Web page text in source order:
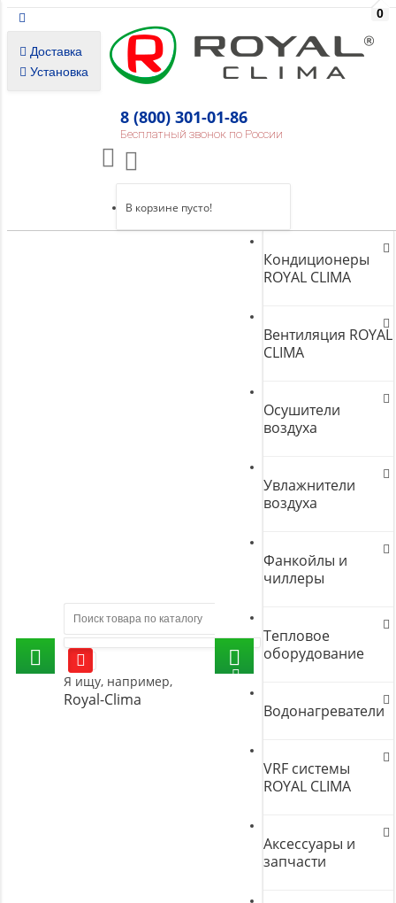
Доставка
Установка
8 (800) 301-01-86
Бесплатный звонок по России
0
В корзине пусто!
Я ищу, например,
Royal-Clima
Кондиционеры
ROYAL CLIMA
Вентиляция ROYAL
CLIMA
Осушители
воздуха
Увлажнители
воздуха
Фанкойлы и
чиллеры
Тепловое
оборудование
Водонагреватели
VRF системы
ROYAL CLIMA
Аксессуары и
запчасти